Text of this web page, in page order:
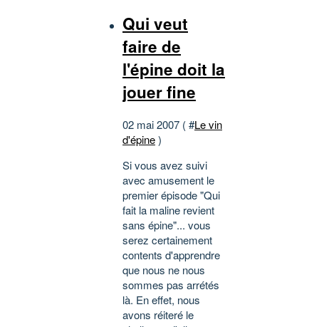
Qui veut
faire de
l'épine doit la
jouer fine
02 mai 2007 ( #Le vin
d'épine)
Si vous avez suivi
avec amusement le
premier épisode "Qui
fait la maline revient
sans épine"... vous
serez certainement
contents d'apprendre
que nous ne nous
sommes pas arrétés
là. En effet, nous
avons réiteré le